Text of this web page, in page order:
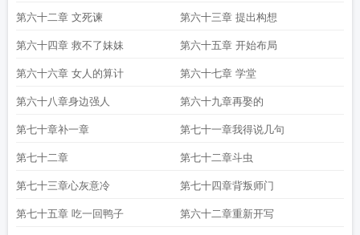
第六十二章 文死谏 第六十三章 提出构想
第六十四章 救不了妹妹 第六十五章 开始布局
第六十六章 女人的算计 第六十七章 学堂
第六十八章身边强人 第六十九章再娶的
第七十章补一章 第七十一章我得说几句
第七十二章 第七十二章斗虫
第七十三章心灰意冷 第七十四章背叛师门
第七十五章 吃一回鸭子 第六十二章重新开写